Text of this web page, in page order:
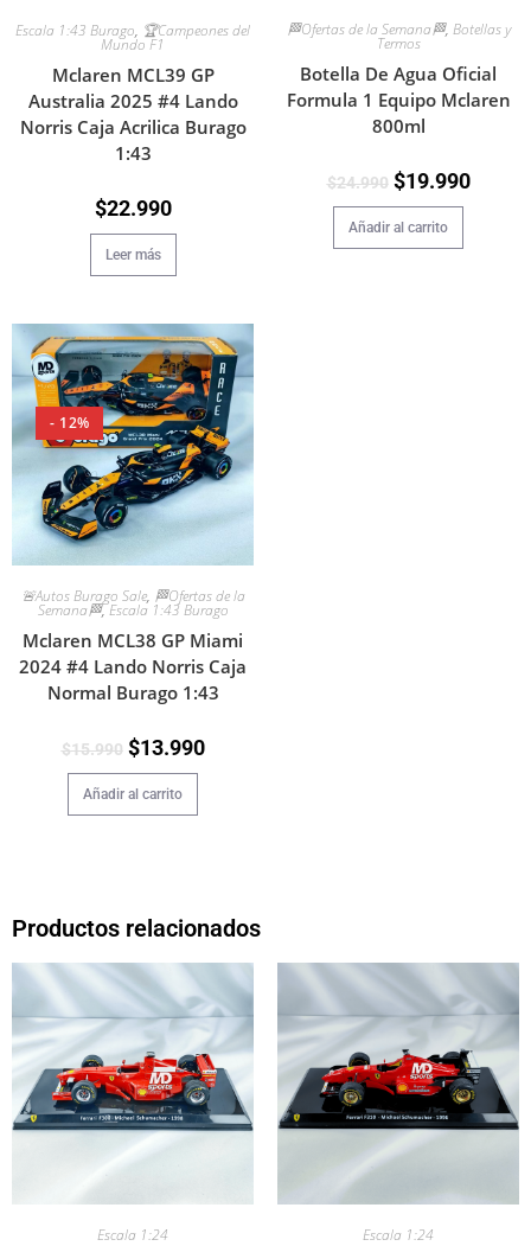
Escala 1:43 Burago, 🏆Campeones del
Mundo F1
Mclaren MCL39 GP
Australia 2025 #4 Lando
Norris Caja Acrilica Burago
1:43
$22.990
Leer más
🏁Ofertas de la Semana🏁, Botellas y
Termos
Botella De Agua Oficial
Formula 1 Equipo Mclaren
800ml
$24.990 $19.990
Añadir al carrito
- 12%
🚨Autos Burago Sale, 🏁Ofertas de la
Semana🏁,Escala 1:43 Burago
Mclaren MCL38 GP Miami
2024 #4 Lando Norris Caja
Normal Burago 1:43
$15.990 $13.990
Añadir al carrito
Productos relacionados
Escala 1:24 Escala 1:24